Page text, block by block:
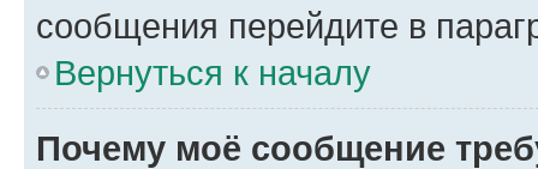
сообщения перейдите в
Вернуться к началу
Почему моё сообщение